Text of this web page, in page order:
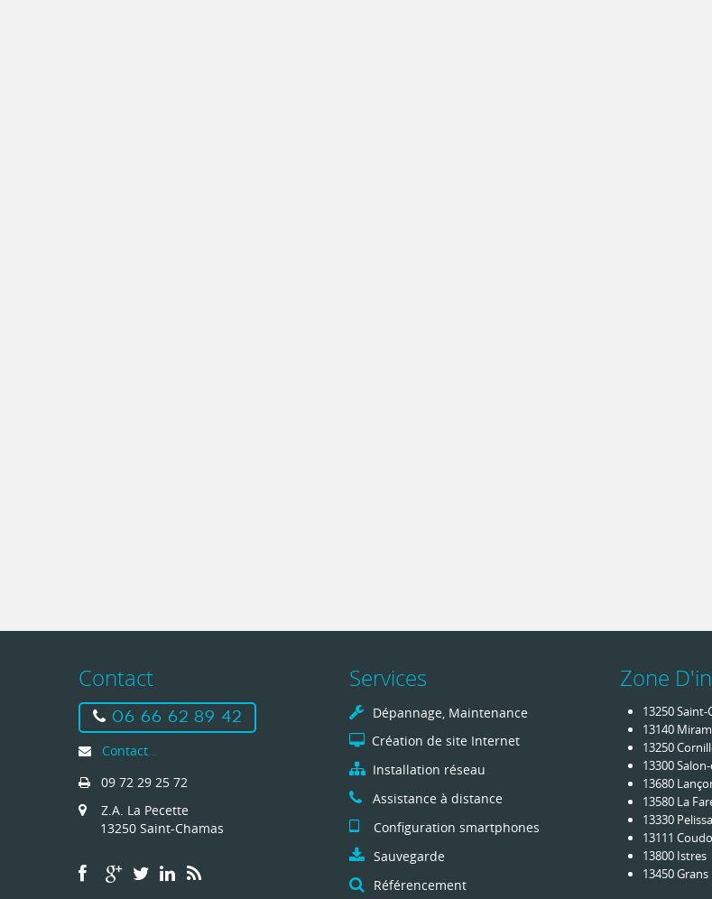
Contact
06 66 62 89 42
Contact
09 72 29 25 72
Z.A. La Pecette
13250 Saint-Chamas
Services
Dépannage, Maintenance
Création de site Internet
Installation réseau
Assistance à distance
Configuration smartphones
Sauvegarde
Référencement
Zone
13250 Saint-
13140
13250
13300
13680
13580 La
13330
13111
13800 Istres
13450 Grans